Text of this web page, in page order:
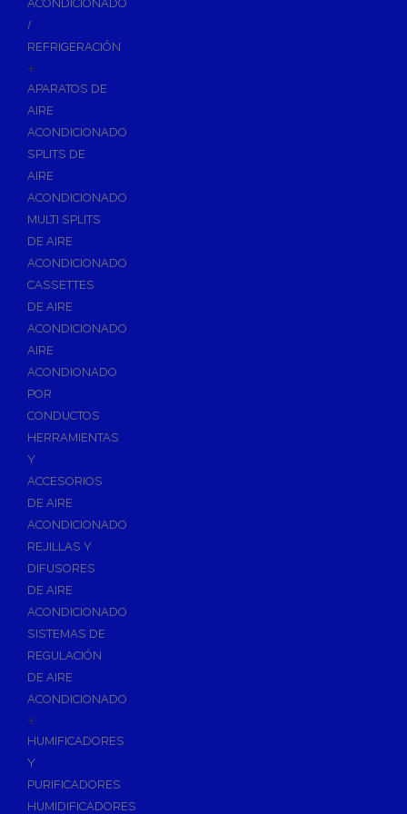
Asientos y Tapas de WC
Lavabos
Urinarios
Bidés
Vertederos Baño
Sanitarios Suspendidos
Placas de Accionamiento para Cisternas
Cisternas Empotradas
Seguridad en el Baño
Wellness
Calefacción y A.C.S
Accesorios de Calefacción
Vasos de Expansión
Termometros
Otros accesorios de calefacción
Accesorios de Radiadores
Tapones, purgadores y accesorios para radiador
Soportes para Radiadores
Acumuladores e Interacumuladores
Bombas Circuladoras / Grupos de Bombeo
Bombas de Calefacción
Bombas Simples para ACS
Calderas
Grupos Térmicos de Gasóleo
ACONDICIONADO
/
REFRIGERACIÓN
+
APARATOS DE
AIRE
ACONDICIONADO
SPLITS DE
AIRE
ACONDICIONADO
MULTI SPLITS
DE AIRE
ACONDICIONADO
CASSETTES
DE AIRE
ACONDICIONADO
AIRE
ACONDIONADO
POR
CONDUCTOS
HERRAMIENTAS
Y
ACCESORIOS
DE AIRE
ACONDICIONADO
REJILLAS Y
DIFUSORES
DE AIRE
ACONDICIONADO
SISTEMAS DE
REGULACIÓN
DE AIRE
ACONDICIONADO
+
HUMIFICADORES
Y
PURIFICADORES
HUMIDIFICADORES